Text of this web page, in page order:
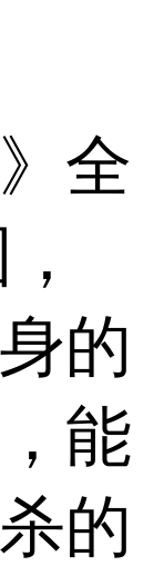
全
的
能
的